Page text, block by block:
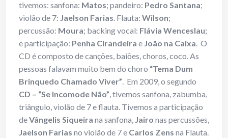
tivemos: sanfona: Matos; pandeiro: Pedro Santana;
violão de 7: Jaelson Farias. Flauta: Wilson;
percussão: Moura; backing vocal: Flávia Wenceslau;
e participação: Penha Cirandeira e João na Caixa. O
CD é composto de canções, baiões, choros, coco. As
pessoas falavam muito bem do choro “Tema Dum
Brinquedo Chamado Viver”. Em 2009, o segundo
CD – “Se Incomode Não”, tivemos sanfona, zabumba,
triângulo, violão de 7 e flauta. Tivemos a participação
deVângelis Siqueira na sanfona, Jairo nas percussões,
Jaelson Farias no violão de 7 e Carlos Zens na Flauta.